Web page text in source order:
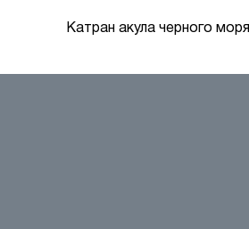
Катран акула черного моря